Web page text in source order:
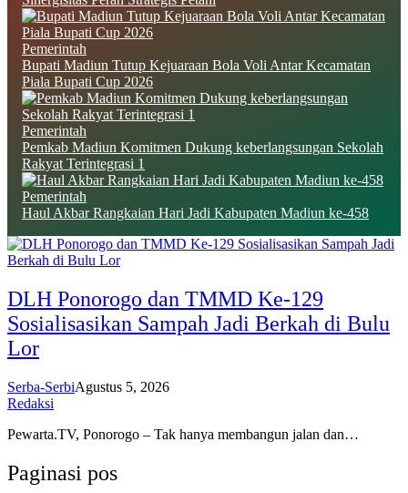
Pemerintah
Bupati Madiun Tutup Kejuaraan Bola Voli Antar Kecamatan
Piala Bupati Cup 2026
Pemerintah
Pemkab Madiun Komitmen Dukung keberlangsungan Sekolah
Rakyat Terintegrasi 1
Pemerintah
Haul Akbar Rangkaian Hari Jadi Kabupaten Madiun ke-458
DLH Ponorogo dan TMMD Ke-129
Sosialisasikan Sampah Jadi Berkah di Bulu
Lor
Serba-SerbiAgustus 5, 2026
Redaksi
Pewarta.TV, Ponorogo – Tak hanya membangun jalan dan…
Paginasi pos